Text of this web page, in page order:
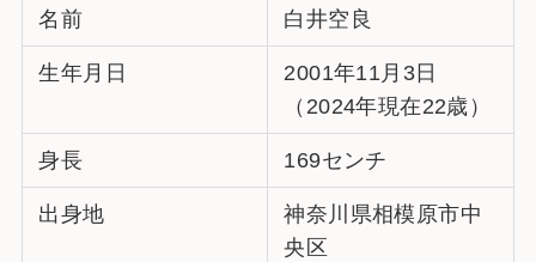
名前 白井空良
生年月日
2001年11月3日
（2024年現在22歳）
身長 169センチ
出身地
神奈川県相模原市中
央区